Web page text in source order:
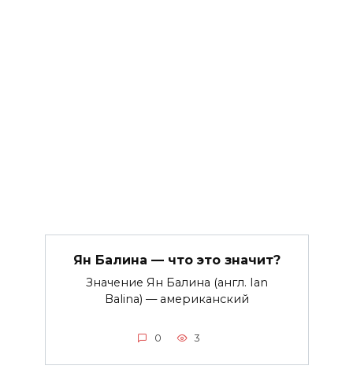
Ян Балина — что это значит?
Значение Ян Балина (англ. Ian
Balina) — американский
0 3